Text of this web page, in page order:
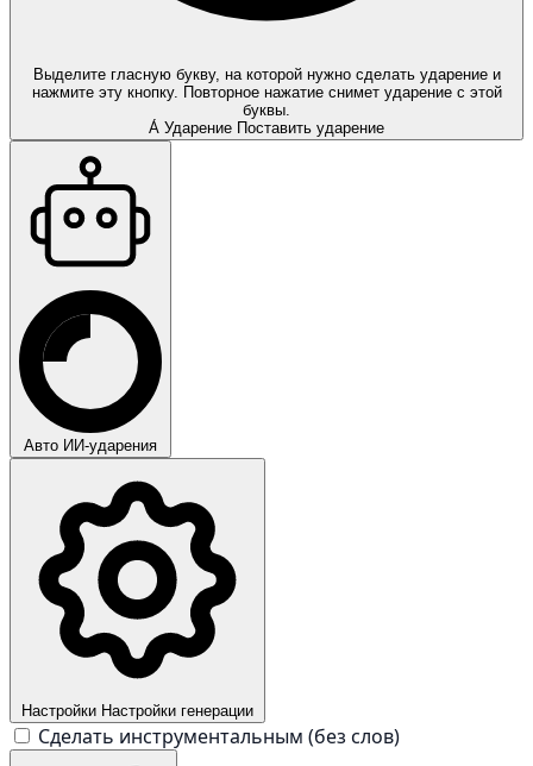
Выделите гласную букву, на которой нужно сделать ударение и
нажмите эту кнопку. Повторное нажатие снимет ударение с этой
буквы.
А́ Ударение Поставить ударение
Авто ИИ-ударения
Настройки Настройки генерации
Сделать инструментальным (без слов)